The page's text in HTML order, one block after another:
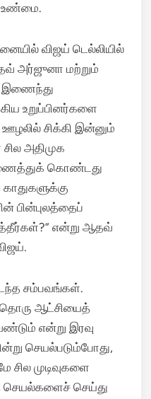
உண்மை.
விஜய் டெல்லியில்
அர்ஜுனா மற்றும்
உறுப்பினர்களை
சிக்கி இன்னும்
அதிமுக
கொண்டது
பின்புலத்தைப்
என்று ஆதவ்
சம்பவங்கள்.
ஆட்சியைத்
என்று இரவு
செயல்படும்போது,
சில முடிவுகளை
செயல்களைச் செய்து